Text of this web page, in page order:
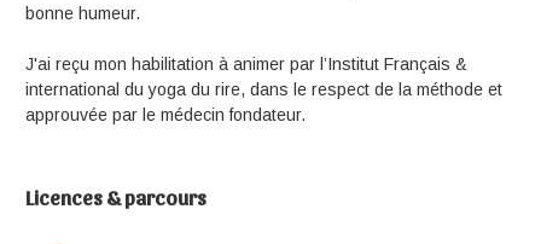
bonne humeur.
J'ai reçu mon habilitation à animer par l’Institut Français &
international du yoga du rire, dans le respect de la méthode et
approuvée par le médecin fondateur.
Licences & parcours